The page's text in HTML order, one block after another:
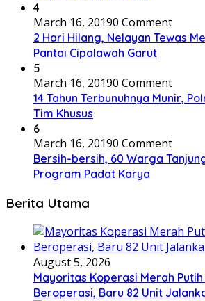
4
March 16, 20190 Comment
2 Hari Hilang, Nelayan Tewas
Pantai Cipalawah Garut
5
March 16, 20190 Comment
14 Tahun Terbunuhnya Munir,
Tim Khusus
6
March 16, 20190 Comment
Bersih-bersih, 60 Warga
Program Padat Karya
Berita Utama
August 5, 2026
Mayoritas Koperasi Merah
Beroperasi, Baru 82 Unit